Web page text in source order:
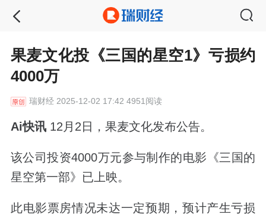
果麦文化投《三国的星空1》亏损约
4000万
瑞财经2025-12-02 17:42 4951阅读
Ai快讯12月2日，果麦文化发布公告。
该公司投资4000万元参与制作的电影《三国的
星空第一部》已上映。
此电影票房情况未达一定预期，预计产生亏损